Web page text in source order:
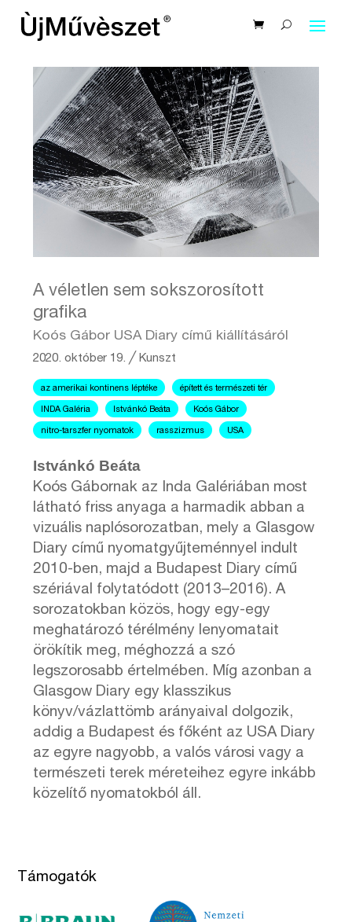
A véletlen sem sokszorosított
grafika
Koós Gábor USA Diary című kiállításáról
2020. október 19. ╱Kunszt
az amerikai kontinens léptéke épített és természeti tér
INDA Galéria Istvánkó Beáta Koós Gábor
nitro-tarszfer nyomatok rasszizmus USA
Istvánkó Beáta
Koós Gábornak az Inda Galériában most
látható friss anyaga a harmadik abban a
vizuális naplósorozatban, mely a Glasgow
Diary című nyomatgyűjteménnyel indult
2010-ben, majd a Budapest Diary című
szériával folytatódott (2013–2016). A
sorozatokban közös, hogy egy-egy
meghatározó térélmény lenyomatait
örökítik meg, méghozzá a szó
legszorosabb értelmében. Míg azonban a
Glasgow Diary egy klasszikus
könyv/vázlattömb arányaival dolgozik,
addig a Budapest és főként az USA Diary
az egyre nagyobb, a valós városi vagy a
természeti terek méreteihez egyre inkább
közelítő nyomatokból áll.
Támogatók